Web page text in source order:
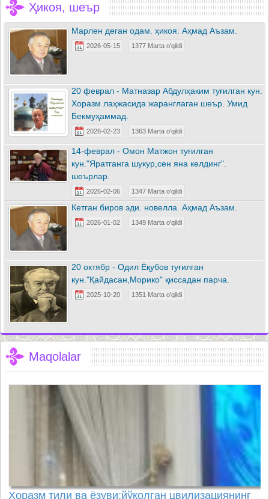
Ҳикоя, шеър
Марлен деган одам. ҳикоя. Аҳмад Аъзам.
2026-05-15 1377 Marta o'qildi
20 феврал - Матназар Абдулҳаким туғилган кун.
Хоразм лаҳжасида жаранглаган шеър. Умид
Бекмуҳаммад.
2026-02-23 1363 Marta o'qildi
14-феврал - Омон Матжон туғилган
кун."Яратганга шукур,сен яна келдинг".
шеърлар.
2026-02-06 1347 Marta o'qildi
Кетган биров эди. новелла. Аҳмад Аъзам.
2026-01-02 1349 Marta o'qildi
20 октябр - Одил Ёқубов туғилган
кун."Қайдасан,Морико" қиссадан парча.
2025-10-20 1351 Marta o'qildi
Maqolalar
Хоразм тили ва ёзуви:йўқолган цвилизациянинг